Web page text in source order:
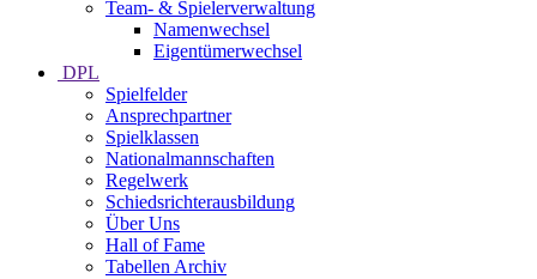
Team- & Spielerverwaltung
Namenwechsel
Eigentümerwechsel
DPL
Spielfelder
Ansprechpartner
Spielklassen
Nationalmannschaften
Regelwerk
Schiedsrichterausbildung
Über Uns
Hall of Fame
Tabellen Archiv